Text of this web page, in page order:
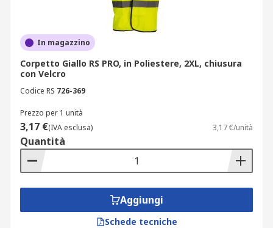
In magazzino
Corpetto Giallo RS PRO, in Poliestere, 2XL, chiusura
con Velcro
Codice RS 726-369
Prezzo per 1 unità
3,17 €(IVA esclusa) 3,17 €/unità
Quantità
Aggiungi
Schede tecniche